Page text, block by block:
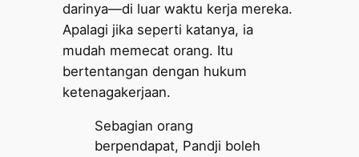
darinya—di luar waktu kerja mereka.
Apalagi jika seperti katanya, ia
mudah memecat orang. Itu
bertentangan dengan hukum
ketenagakerjaan.
Sebagian orang
berpendapat, Pandji boleh